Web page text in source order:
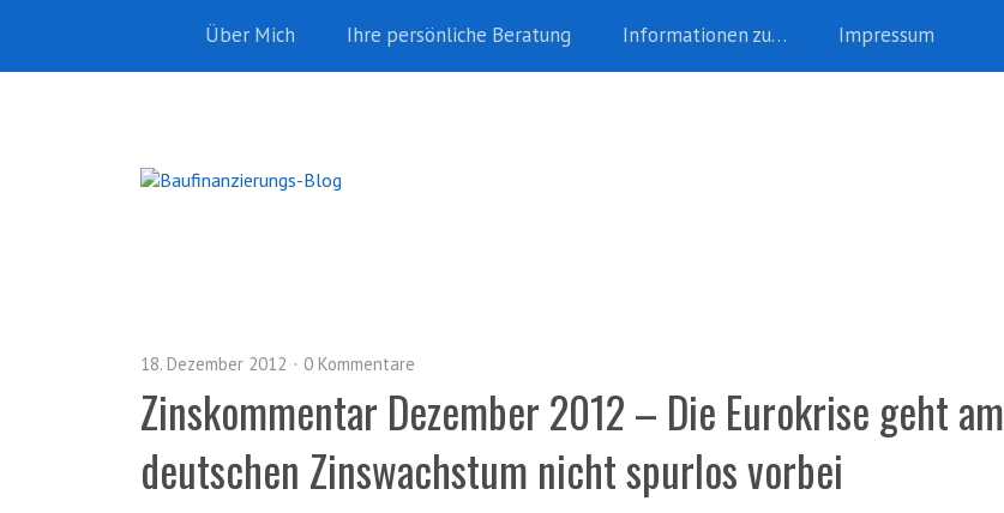
Über Mich Ihre persönliche Beratung Informationen zu… Impressum
18. Dezember 2012 0 Kommentare
Zinskommentar Dezember 2012 – Die Eurokrise geht am
deutschen Zinswachstum nicht spurlos vorbei